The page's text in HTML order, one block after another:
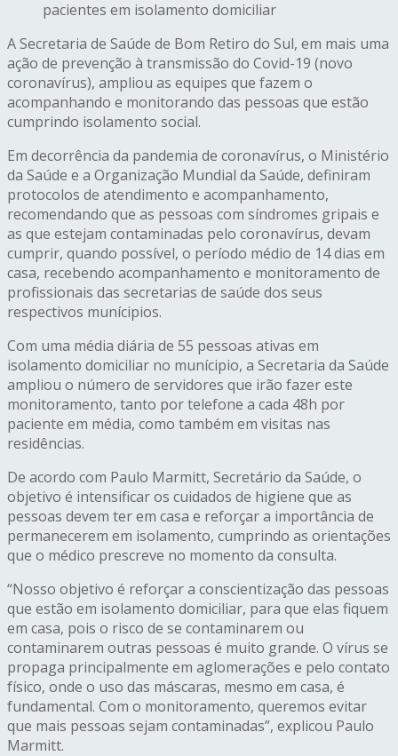
pacientes em isolamento domiciliar
A Secretaria de Saúde de Bom Retiro do Sul, em mais uma
ação de prevenção à transmissão do Covid-19 (novo
coronavírus), ampliou as equipes que fazem o
acompanhando e monitorando das pessoas que estão
cumprindo isolamento social.
Em decorrência da pandemia de coronavírus, o Ministério
da Saúde e a Organização Mundial da Saúde, definiram
protocolos de atendimento e acompanhamento,
recomendando que as pessoas com síndromes gripais e
as que estejam contaminadas pelo coronavírus, devam
cumprir, quando possível, o período médio de 14 dias em
casa, recebendo acompanhamento e monitoramento de
profissionais das secretarias de saúde dos seus
respectivos munícipios.
Com uma média diária de 55 pessoas ativas em
isolamento domiciliar no munícipio, a Secretaria da Saúde
ampliou o número de servidores que irão fazer este
monitoramento, tanto por telefone a cada 48h por
paciente em média, como também em visitas nas
residências.
De acordo com Paulo Marmitt, Secretário da Saúde, o
objetivo é intensificar os cuidados de higiene que as
pessoas devem ter em casa e reforçar a importância de
permanecerem em isolamento, cumprindo as orientações
que o médico prescreve no momento da consulta.
“Nosso objetivo é reforçar a conscientização das pessoas
que estão em isolamento domiciliar, para que elas fiquem
em casa, pois o risco de se contaminarem ou
contaminarem outras pessoas é muito grande. O vírus se
propaga principalmente em aglomerações e pelo contato
físico, onde o uso das máscaras, mesmo em casa, é
fundamental. Com o monitoramento, queremos evitar
que mais pessoas sejam contaminadas”, explicou Paulo
Marmitt.